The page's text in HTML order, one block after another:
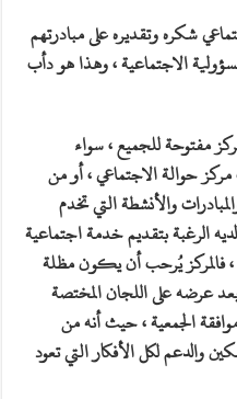
شكره وتقديره على مبادرتهم
الاجتماعية ، وهذا هو دأب
مفتوحة للجميع ، سواء
حوالة الاجتماعي ، أو من
والأنشطة التي تخدم
الرغبة بتقديم خدمة اجتماعية
، فالمركز يُرحب أن يكون مظلة
عرضه على اللجان المختصة
الجمعية ، حيث أنه من
والدعم لكل الأفكار التي تعود